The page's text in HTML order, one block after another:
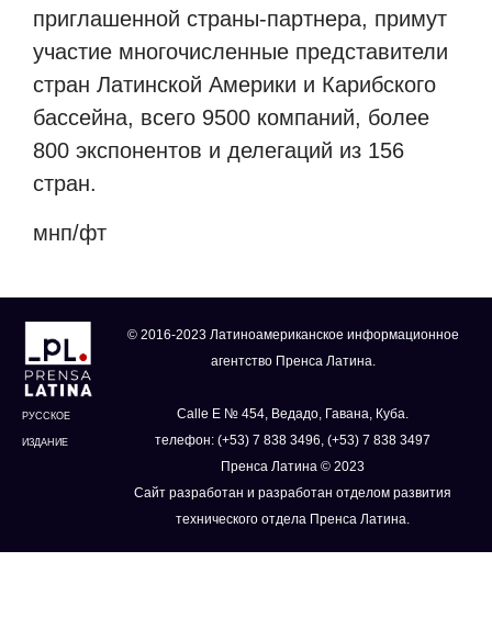
приглашенной страны-партнера, примут
участие многочисленные представители
стран Латинской Америки и Карибского
бассейна, всего 9500 компаний, более
800 экспонентов и делегаций из 156
стран.
мнп/фт
РУССКОЕ
ИЗДАНИЕ
© 2016-2023 Латиноамериканское информационное
агентство Пренса Латина.
Calle E № 454, Ведадо, Гавана, Куба.
телефон: (+53) 7 838 3496, (+53) 7 838 3497
Пренса Латина © 2023
Сайт разработан и разработан отделом развития
технического отдела Пренса Латина.